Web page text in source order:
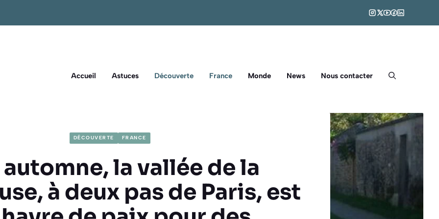
Accueil Astuces Découverte France Monde News Nous contacter
DÉCOUVERTE FRANCE
la vallée de la
à deux pas de Paris, est